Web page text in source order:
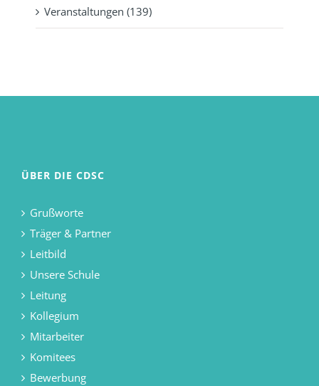
Veranstaltungen (139)
ÜBER DIE CDSC
Grußworte
Träger & Partner
Leitbild
Unsere Schule
Leitung
Kollegium
Mitarbeiter
Komitees
Bewerbung